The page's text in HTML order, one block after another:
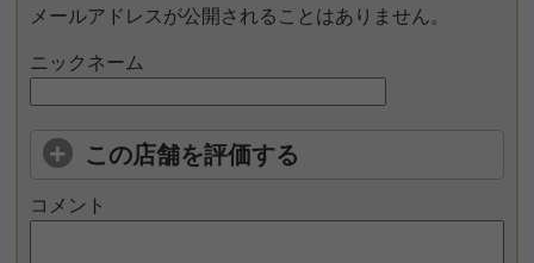
メールアドレスが公開されることはありません。
ニックネーム
この店舗を評価する
コメント